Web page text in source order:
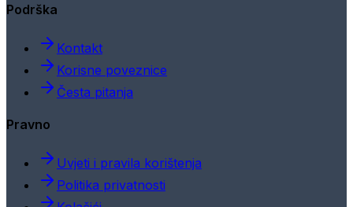
Podrška
Kontakt
Korisne poveznice
Česta pitanja
Pravno
Uvjeti i pravila korištenja
Politika privatnosti